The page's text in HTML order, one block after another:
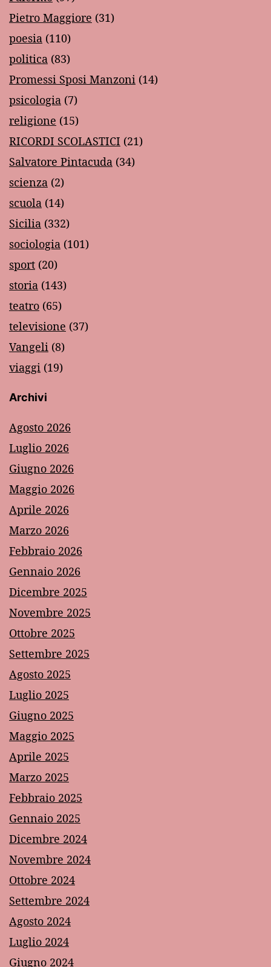
Pietro Maggiore (31)
poesia (110)
politica (83)
Promessi Sposi Manzoni (14)
psicologia (7)
religione (15)
RICORDI SCOLASTICI (21)
Salvatore Pintacuda (34)
scienza (2)
scuola (14)
Sicilia (332)
sociologia (101)
sport (20)
storia (143)
teatro (65)
televisione (37)
Vangeli (8)
viaggi (19)
Archivi
Agosto 2026
Luglio 2026
Giugno 2026
Maggio 2026
Aprile 2026
Marzo 2026
Febbraio 2026
Gennaio 2026
Dicembre 2025
Novembre 2025
Ottobre 2025
Settembre 2025
Agosto 2025
Luglio 2025
Giugno 2025
Maggio 2025
Aprile 2025
Marzo 2025
Febbraio 2025
Gennaio 2025
Dicembre 2024
Novembre 2024
Ottobre 2024
Settembre 2024
Agosto 2024
Luglio 2024
Giugno 2024